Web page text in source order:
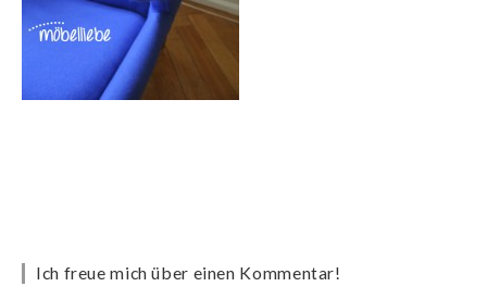
Ich freue mich über einen Kommentar!